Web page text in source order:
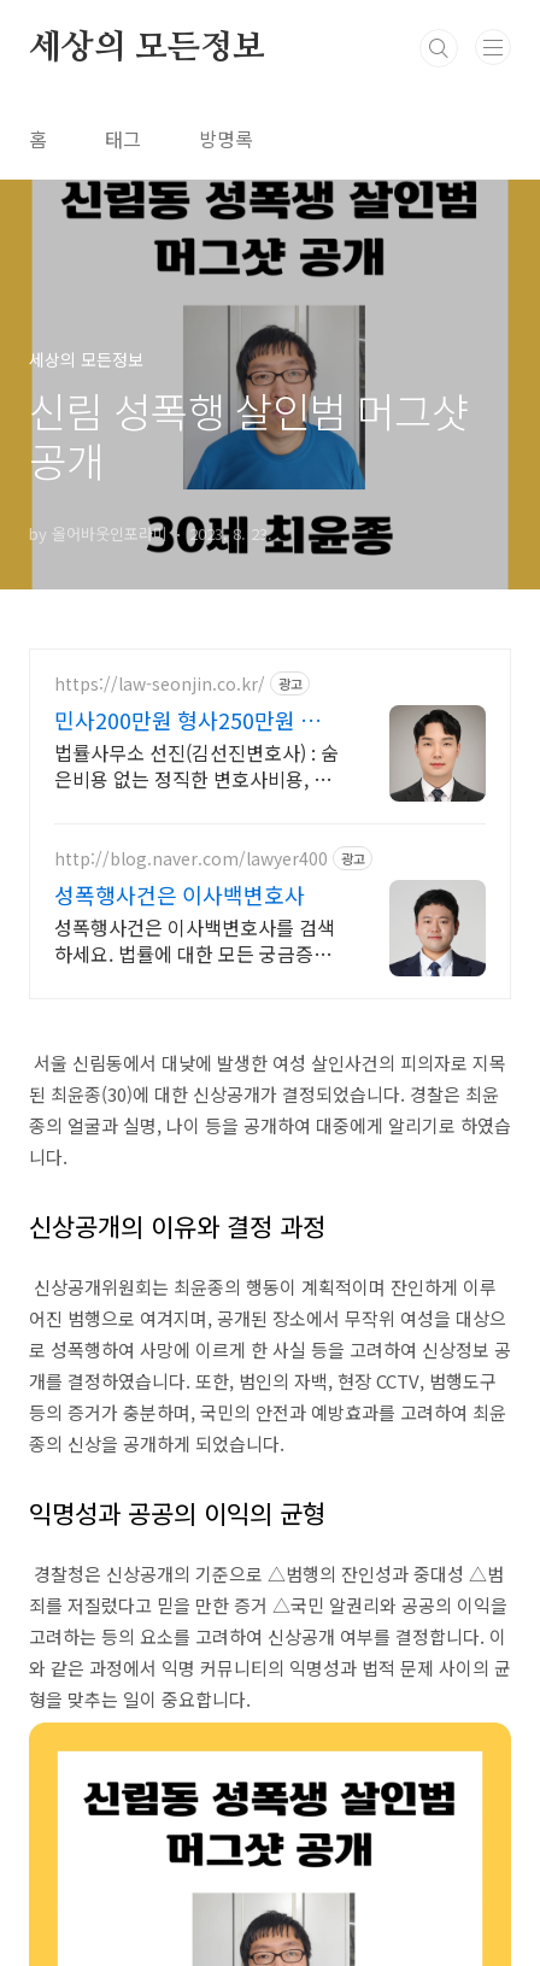
세상의 모든정보
홈 태그 방명록
세상의 모든정보
신림 성폭행 살인범 머그샷
공개
by 올어바웃인포라미 2023. 8. 23.
https://law-seonjin.co.kr/ 광고
민사200만원 형사250만원 변호
사선임비용 수임료 정찰제
법률사무소 선진(김선진변호사) : 숨
은비용 없는 정직한 변호사비용, 수
세요.
http://blog.naver.com/lawyer400 광고
성폭행사건은 이사백변호사
성폭행사건은 이사백변호사를 검색
하세요. 법률에 대한 모든 궁금증은
서울 신림동에서 대낮에 발생한 여성 살인사건의 피의자로 지목
된 최윤종(30)에 대한 신상공개가 결정되었습니다. 경찰은 최윤
종의 얼굴과 실명, 나이 등을 공개하여 대중에게 알리기로 하였습
니다.
신상공개의 이유와 결정 과정
신상공개위원회는 최윤종의 행동이 계획적이며 잔인하게 이루
어진 범행으로 여겨지며, 공개된 장소에서 무작위 여성을 대상으
로 성폭행하여 사망에 이르게 한 사실 등을 고려하여 신상정보 공
개를 결정하였습니다. 또한, 범인의 자백, 현장 CCTV, 범행도구
등의 증거가 충분하며, 국민의 안전과 예방효과를 고려하여 최윤
종의 신상을 공개하게 되었습니다.
익명성과 공공의 이익의 균형
경찰청은 신상공개의 기준으로 △범행의 잔인성과 중대성 △범
죄를 저질렀다고 믿을 만한 증거 △국민 알권리와 공공의 이익을
고려하는 등의 요소를 고려하여 신상공개 여부를 결정합니다. 이
와 같은 과정에서 익명 커뮤니티의 익명성과 법적 문제 사이의 균
형을 맞추는 일이 중요합니다.